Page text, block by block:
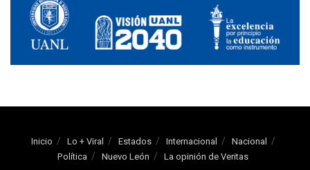
Inicio Lo + Viral Estados Internacional
Nacional
Política
Nuevo León La opinión de Veritas